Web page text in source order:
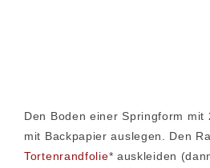
Den Boden einer Springform mit
mit Backpapier auslegen. Den
Tortenrandfolie* auskleiden